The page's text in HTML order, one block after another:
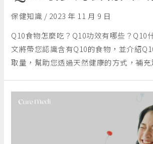
保健知識 / 2023 年 11 月 9 日
Q10食物怎麼吃？Q10功效有哪些？Q10
文將帶您認識含有Q10的食物，並介紹
取量，幫助您透過天然健康的方式，補充